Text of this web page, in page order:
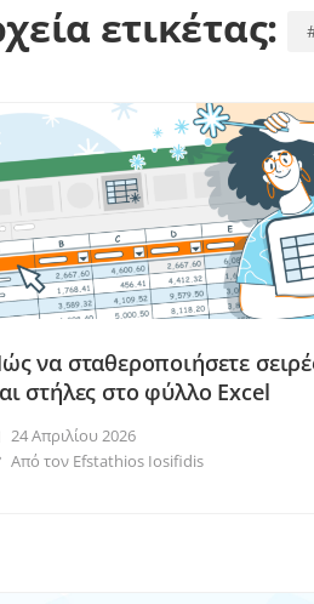
ετικέτας:
να σταθεροποιήσετε
στήλες στο φύλλο Excel
24 Απριλίου 2026
Από τον Efstathios Iosifidis